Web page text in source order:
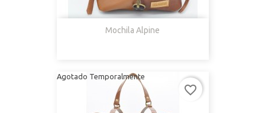
Mochila Alpine
Agotado Temporalmente
favorite_border